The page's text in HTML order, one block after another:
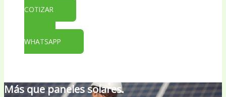
COTIZAR
WHATSAPP
Más que paneles solares.